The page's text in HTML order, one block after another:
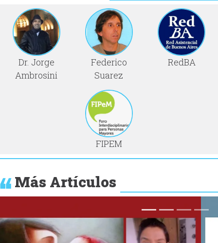
Dr. Jorge
Ambrosini
Federico
Suarez
RedBA
FIPEM
Más Artículos